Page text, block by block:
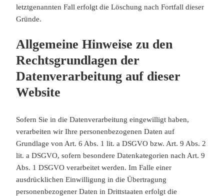
letztgenannten Fall erfolgt die Löschung nach Fortfall dieser
Gründe.
Allgemeine Hinweise zu den
Rechtsgrundlagen der
Datenverarbeitung auf dieser
Website
Sofern Sie in die Datenverarbeitung eingewilligt haben,
verarbeiten wir Ihre personenbezogenen Daten auf
Grundlage von Art. 6 Abs. 1 lit. a DSGVO bzw. Art. 9 Abs. 2
lit. a DSGVO, sofern besondere Datenkategorien nach Art. 9
Abs. 1 DSGVO verarbeitet werden. Im Falle einer
ausdrücklichen Einwilligung in die Übertragung
personenbezogener Daten in Drittstaaten erfolgt die